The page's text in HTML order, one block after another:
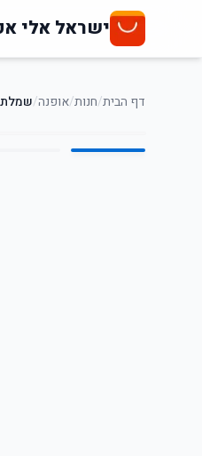
ישראל אלי
דף הבית/חנות/אופנה/שמלת